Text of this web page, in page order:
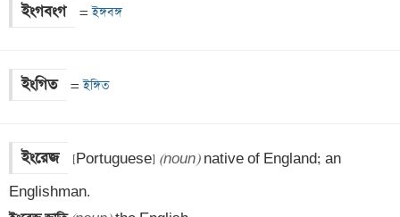
ইংগবংগ = ইঙ্গবঙ্গ
ইংগিত = ইঙ্গিত
ইংরেজ [Portuguese] (noun) native of England; an